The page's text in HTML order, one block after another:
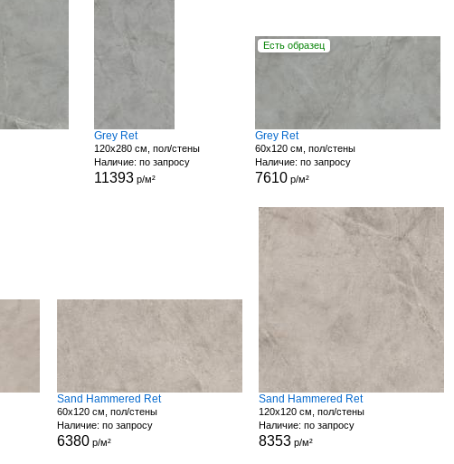
Grey Ret
120x280 см, пол/стены
Наличие: по запросу
11393р/м²
Есть образец
Grey Ret
60x120 см, пол/стены
Наличие: по запросу
7610р/м²
Sand Hammered Ret
60x120 см, пол/стены
Наличие: по запросу
6380р/м²
Sand Hammered Ret
120x120 см, пол/стены
Наличие: по запросу
8353 р/м²